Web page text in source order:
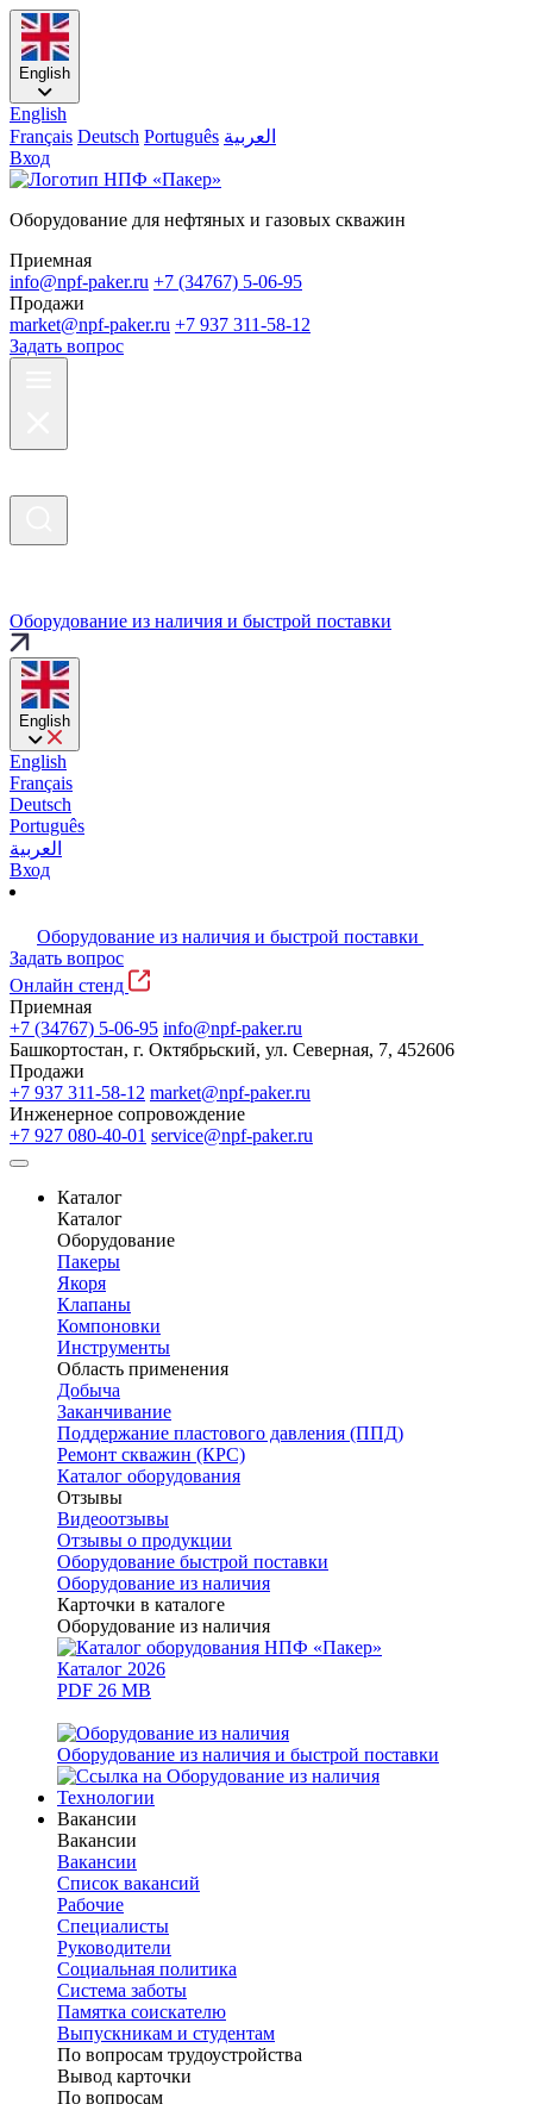
English
English
Français Deutsch Português العربية
Вход
Оборудование для нефтяных и газовых скважин
Приемная
info@npf-paker.ru +7 (34767) 5-06-95
Продажи
market@npf-paker.ru +7 937 311-58-12
Задать вопрос
Оборудование из наличия и быстрой поставки
English
English
Français
Deutsch
Português
العربية
Вход
Оборудование из наличия и быстрой поставки
Задать вопрос
Онлайн стенд
Приемная
+7 (34767) 5-06-95 info@npf-paker.ru
Башкортостан, г. Октябрьский, ул. Северная, 7, 452606
Продажи
+7 937 311-58-12 market@npf-paker.ru
Инженерное сопровождение
+7 927 080-40-01 service@npf-paker.ru
Каталог
Каталог
Оборудование
Пакеры
Якоря
Клапаны
Компоновки
Инструменты
Область применения
Добыча
Заканчивание
Поддержание пластового давления (ППД)
Ремонт скважин (КРС)
Каталог оборудования
Отзывы
Видеоотзывы
Отзывы о продукции
Оборудование быстрой поставки
Оборудование из наличия
Карточки в каталоге
Оборудование из наличия
Каталог 2026
PDF 26 MB
Оборудование из наличия и быстрой поставки
Технологии
Вакансии
Вакансии
Вакансии
Список вакансий
Рабочие
Специалисты
Руководители
Cоциальная политика
Система заботы
Памятка соискателю
Выпускникам и студентам
По вопросам трудоустройства
Вывод карточки
По вопросам